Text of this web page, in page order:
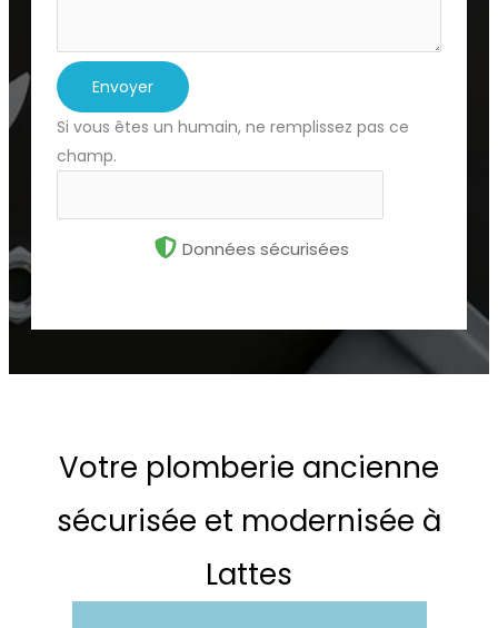
Envoyer
Si vous êtes un humain, ne remplissez pas ce
champ.
Données sécurisées
Votre plomberie ancienne
sécurisée et modernisée à
Lattes